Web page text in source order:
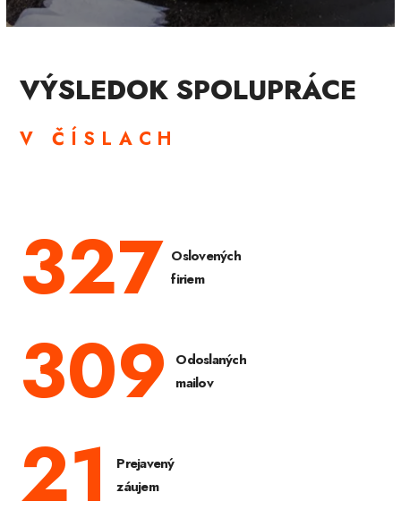
V ČÍSLACH
VÝSLEDOK SPOLUPRÁCE
327 Oslovených
firiem
309
Odoslaných
mailov
21
Prejavený
záujem